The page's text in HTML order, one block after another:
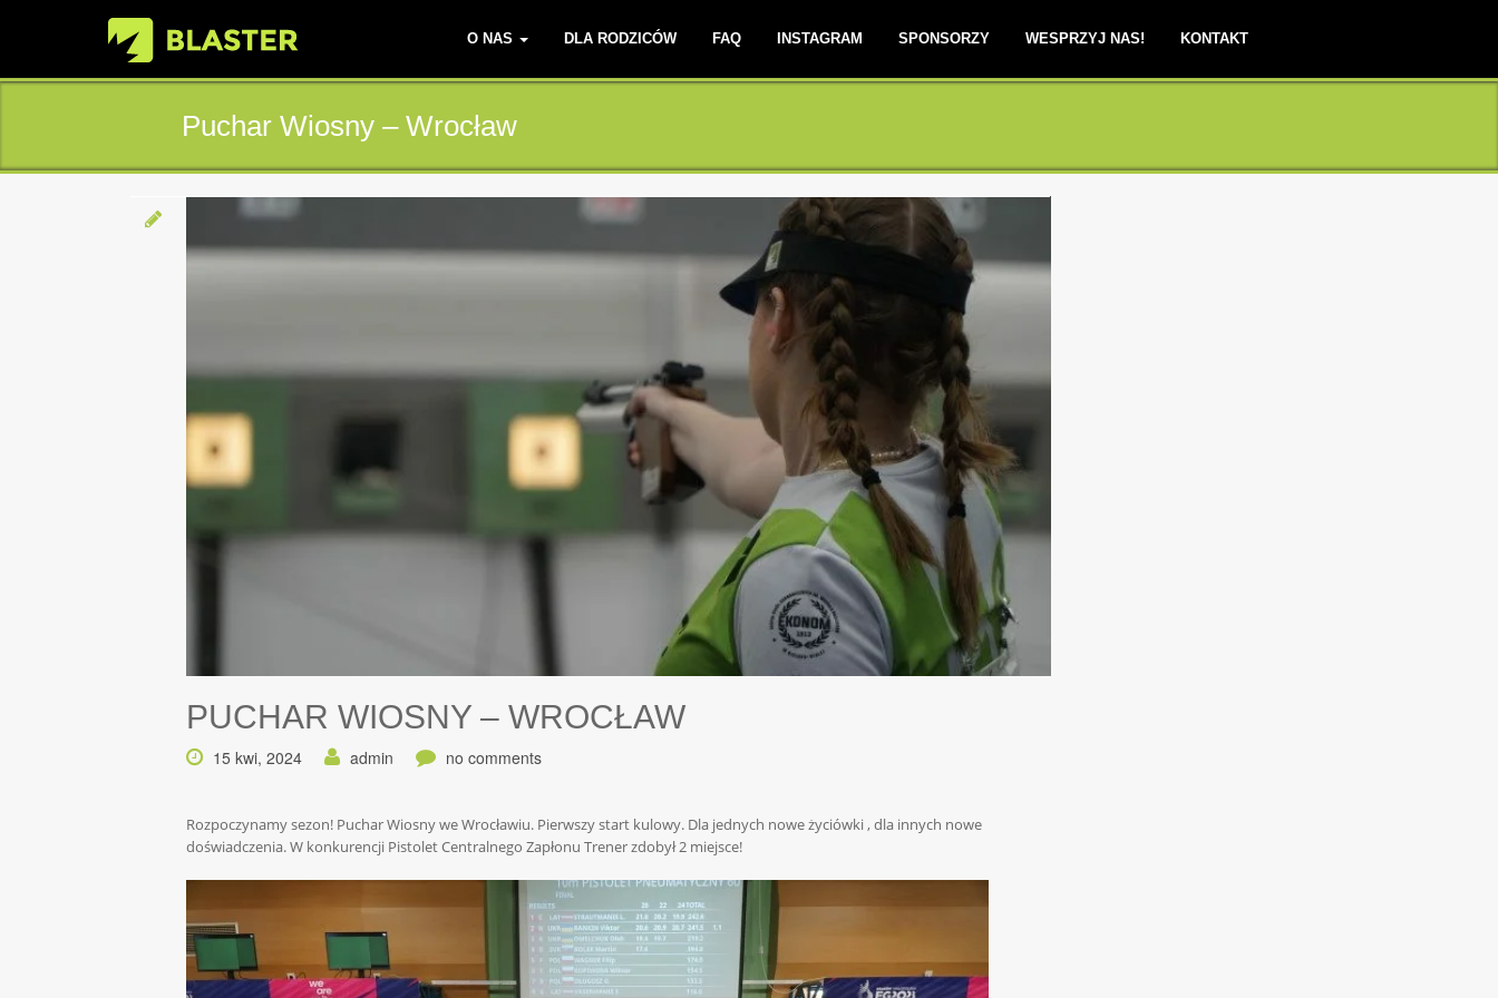
O NAS DLA RODZICÓW FAQ INSTAGRAM SPONSORZY WESPRZYJ NAS! KONTAKT
Puchar Wiosny – Wrocław
PUCHAR WIOSNY – WROCŁAW
15 kwi, 2024 admin no comments
Rozpoczynamy sezon! Puchar Wiosny we Wrocławiu. Pierwszy start kulowy. Dla jednych nowe życiówki , dla innych nowe
doświadczenia. W konkurencji Pistolet Centralnego Zapłonu Trener zdobył 2 miejsce!